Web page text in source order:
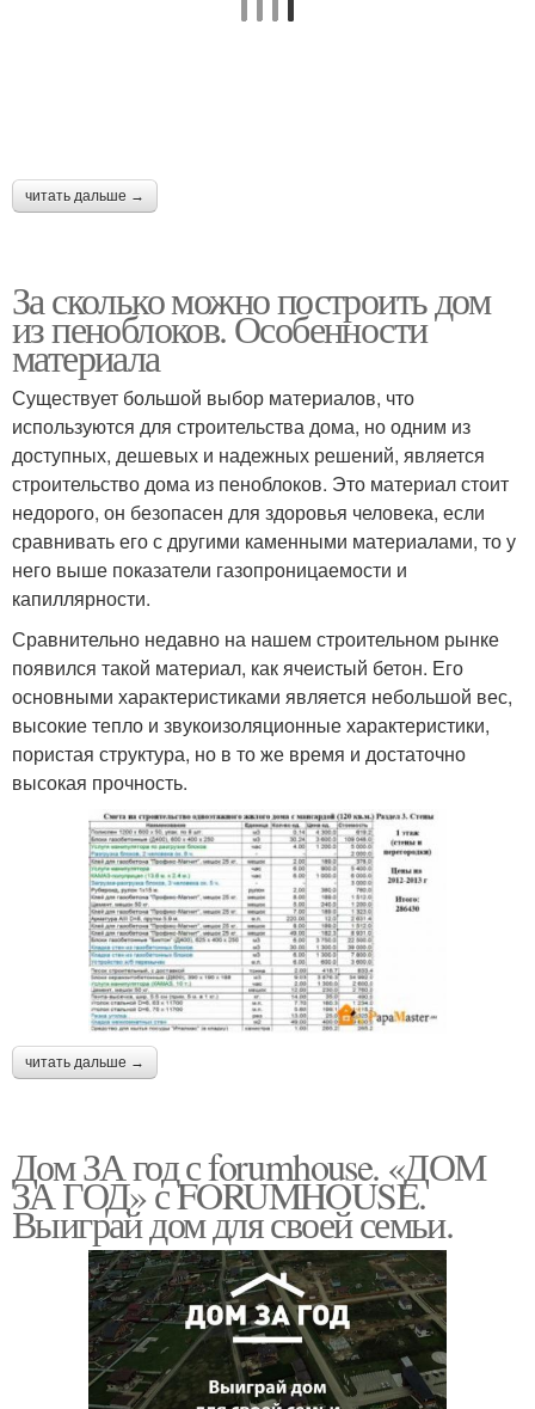
читать дальше →
За сколько можно построить дом
из пеноблоков. Особенности
материала
Существует большой выбор материалов, что
используются для строительства дома, но одним из
доступных, дешевых и надежных решений, является
строительство дома из пеноблоков. Это материал стоит
недорого, он безопасен для здоровья человека, если
сравнивать его с другими каменными материалами, то у
него выше показатели газопроницаемости и
капиллярности.
Сравнительно недавно на нашем строительном рынке
появился такой материал, как ячеистый бетон. Его
основными характеристиками является небольшой вес,
высокие тепло и звукоизоляционные характеристики,
пористая структура, но в то же время и достаточно
высокая прочность.
читать дальше →
Дом ЗА год с forumhouse. «ДОМ
ЗА ГОД» с FORUMHOUSE.
Выиграй дом для своей семьи.